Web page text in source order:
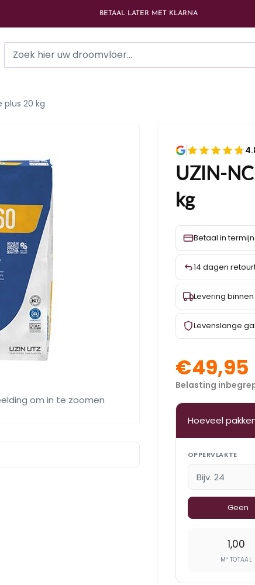
BETAAL LATER MET KLARNA
plus 20 kg
om in te zoomen
UZIN-
kg
Betaal in
14 dagen
Levering
Levenslange
€49,95
Belasting
Hoeveel
OPPERVLAKTE
Geen
1,00
M² TOTAAL